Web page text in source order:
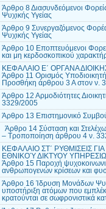
Άρθρο 8 Διασυνδεόμενοι
Ψυχικής Υγείας
Άρθρο 9 Συνεργαζόμενος
Ψυχικής Υγείας
Άρθρο 10 Εποπτευόμενοι
και μη κερδοσκοπικού
ΚΕΦΑΛΑΙΟ Ε΄ ΟΡΓΑΝΑ
Άρθρο 11 Ορισμός Υποδιοικητή
Προσθήκη άρθρου 3 Α στον ν.
Άρθρο 12 Αρμοδιότητες
3329/2005
Άρθρο 13 Επιστημονικό
Άρθρο 14 Σύσταση και
– Τροποποίηση άρθρου 4 ν.
ΚΕΦΑΛΑΙΟ ΣΤ΄ ΡΥΘΜΙΣΕΙΣ
ΕΘΝΙΚΟΎ ΔΙΚΤΥΟΥ
Άρθρο 15 Παροχή
ανθρωπογενών κρίσεων και
Άρθρο 16 Ίδρυση Μονάδων
υποστήριξη ατόμων που
κρατούνται σε σωφρονιστικά